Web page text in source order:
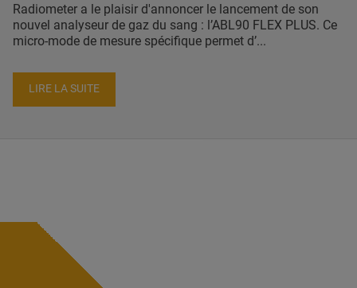
Radiometer a le plaisir d'annoncer le lancement de son
nouvel analyseur de gaz du sang : l’ABL90 FLEX PLUS. Ce
micro-mode de mesure spécifique permet d’...
LIRE LA SUITE